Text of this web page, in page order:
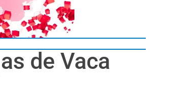
de Vaca